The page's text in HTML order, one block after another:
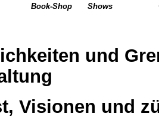
Book-Shop Shows
und
Visionen und